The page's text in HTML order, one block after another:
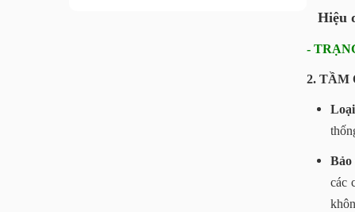
Hiệu
-
2. TẦM
Bảo
các